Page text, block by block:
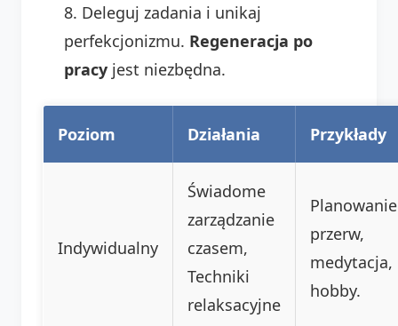
Deleguj zadania i unikaj
perfekcjonizmu. Regeneracja po
pracy jest niezbędna.
Poziom Działania Przykłady
Indywidualny
Świadome
zarządzanie
czasem,
Techniki
relaksacyjne
Planowanie
przerw,
medytacja,
hobby.